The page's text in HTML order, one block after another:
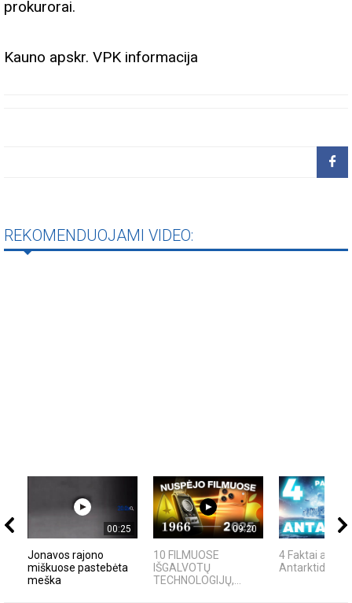
prokurorai.
Kauno apskr. VPK informacija
REKOMENDUOJAMI VIDEO:
00:25
Jonavos rajono
miškuose pastebėta
meška
09:20
10 FILMUOSE
IŠGALVOTŲ
TECHNOLOGIJŲ,...
4 Faktai apie
Antarktidą